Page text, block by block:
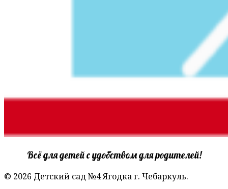
Всё для детей с удобством для родителей!
© 2026 Детский сад №4 Ягодка г. Чебаркуль.